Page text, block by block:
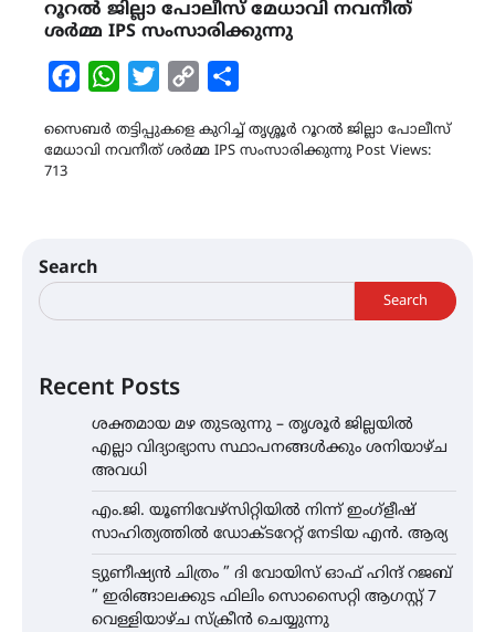
റൂറൽ ജില്ലാ പോലീസ് മേധാവി നവനീത്
ശർമ്മ IPS സംസാരിക്കുന്നു
FacebookWhatsAppTwitterCopy
സൈബർ തട്ടിപ്പുകളെ കുറിച്ച് തൃശ്ശൂർ റൂറൽ ജില്ലാ പോലീസ്
മേധാവി നവനീത് ശർമ്മ IPS സംസാരിക്കുന്നു Post Views:
713
Search
Search
Recent Posts
ശക്തമായ മഴ തുടരുന്നു – തൃശൂർ ജില്ലയിൽ
എല്ലാ വിദ്യാഭ്യാസ സ്ഥാപനങ്ങൾക്കും ശനിയാഴ്ച
അവധി
എം.ജി. യൂണിവേഴ്‌സിറ്റിയിൽ നിന്ന് ഇംഗ്ളീഷ്
സാഹിത്യത്തിൽ ഡോക്ടറേറ്റ് നേടിയ എൻ. ആര്യ
ട്യുണീഷ്യൻ ചിത്രം ” ദി വോയിസ് ഓഫ് ഹിന്ദ് റജബ്
” ഇരിങ്ങാലക്കുട ഫിലിം സൊസൈറ്റി ആഗസ്റ്റ് 7
വെള്ളിയാഴ്ച സ്‌ക്രീൻ ചെയ്യുന്നു